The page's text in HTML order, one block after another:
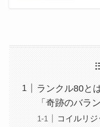
ランクル80と
「奇跡のバラ
コイルリジ